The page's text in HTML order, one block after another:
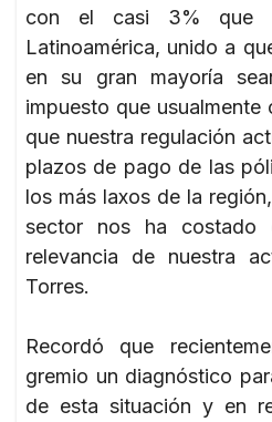
con el casi 3% que
Latinoamérica, unido a
en su gran mayoría
impuesto que
que nuestra regulación
plazos de pago de las
los más laxos de la
sector nos ha costado
relevancia de nuestra
Torres.
Recordó que
gremio un diagnóstico
de esta situación y en